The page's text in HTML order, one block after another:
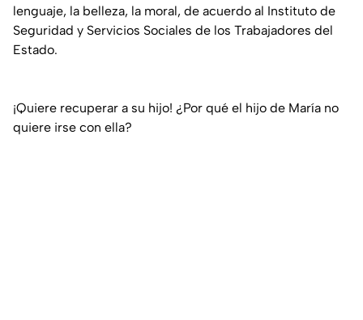
lenguaje, la belleza, la moral, de acuerdo al Instituto de
Seguridad y Servicios Sociales de los Trabajadores del
Estado.
¡Quiere recuperar a su hijo! ¿Por qué el hijo de María no
quiere irse con ella?